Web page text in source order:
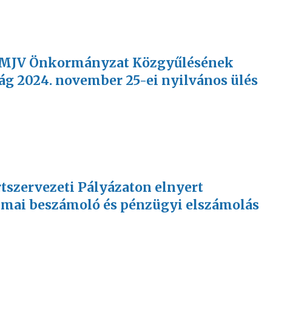
Önkormányzat Közgyűlésének
2024. november 25-ei nyilvános ülés
Pályázaton elnyert
beszámoló és pénzügyi elszámolás